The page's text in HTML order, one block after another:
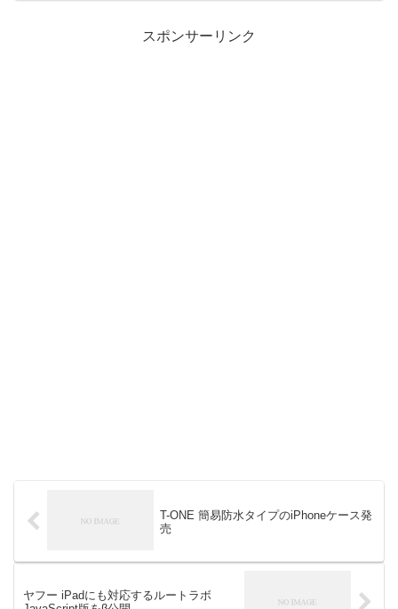
スポンサーリンク
T-ONE 簡易防水タイプのiPhoneケース発
売
ヤフー iPadにも対応するルートラボ